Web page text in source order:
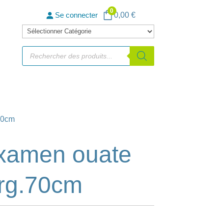
Se connecter 00,00 €
Catégories
produits
Recherche
de
produits
ouate